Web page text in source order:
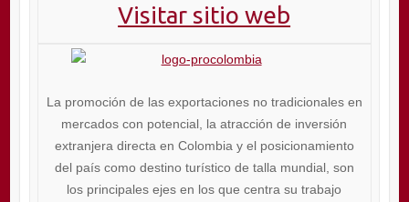
Visitar sitio web
La promoción de las exportaciones no tradicionales en
mercados con potencial, la atracción de inversión
extranjera directa en Colombia y el posicionamiento
del país como destino turístico de talla mundial, son
los principales ejes en los que centra su trabajo